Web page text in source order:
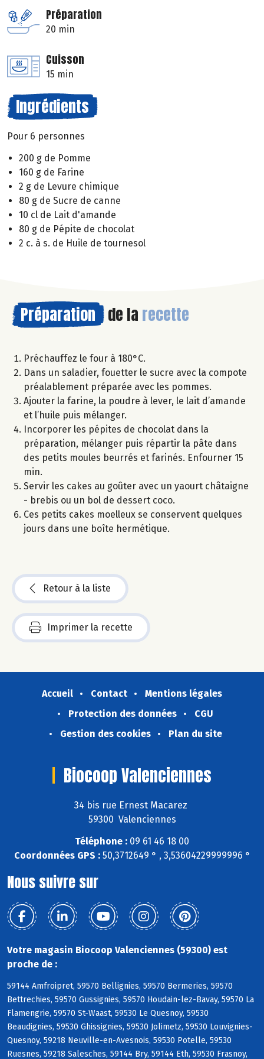
Préparation
20 min
Cuisson
15 min
Ingrédients
Pour 6 personnes
200 g de Pomme
160 g de Farine
2 g de Levure chimique
80 g de Sucre de canne
10 cl de Lait d'amande
80 g de Pépite de chocolat
2 c. à s. de Huile de tournesol
Préparation de la recette
Préchauffez le four à 180°C.
Dans un saladier, fouetter le sucre avec la compote
préalablement préparée avec les pommes.
Ajouter la farine, la poudre à lever, le lait d’amande
et l’huile puis mélanger.
Incorporer les pépites de chocolat dans la
préparation, mélanger puis répartir la pâte dans
des petits moules beurrés et farinés. Enfourner 15
min.
Servir les cakes au goûter avec un yaourt châtaigne
- brebis ou un bol de dessert coco.
Ces petits cakes moelleux se conservent quelques
jours dans une boîte hermétique.
Retour à la liste
Imprimer la recette
Accueil Contact
Mentions légales
Protection des données
CGU
Gestion des cookies
Plan du site
Biocoop Valenciennes
34 bis rue Ernest Macarez
59300 Valenciennes
Téléphone : 09 61 46 18 00
Coordonnées GPS :50,3712649 ° , 3,53604229999996 °
Nous suivre sur
Votre magasin Biocoop Valenciennes (59300) est
proche de :
59144 Amfroipret, 59570 Bellignies, 59570 Bermeries, 59570
Bettrechies, 59570 Gussignies, 59570 Houdain-lez-Bavay, 59570 La
Flamengrie, 59570 St-Waast, 59530 Le Quesnoy, 59530
Beaudignies, 59530 Ghissignies, 59530 Jolimetz, 59530 Louvignies-
Quesnoy, 59218 Neuville-en-Avesnois, 59530 Potelle, 59530
Ruesnes, 59218 Salesches, 59144 Bry, 59144 Eth, 59530 Frasnoy,